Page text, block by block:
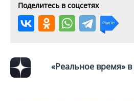
Поделитесь в соцсетях
«Реальное время»